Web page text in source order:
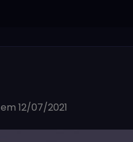
em 12/07/2021